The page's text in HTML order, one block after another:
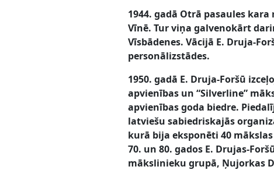
1944. gadā Otrā pasaules
Vīnē. Tur viņa galvenokārt
Vīsbādenes. Vācijā E. Druja-
personālizstādes.
1950. gadā E. Druja-Foršū
apvienības un “Silverline”
apvienības goda biedre.
latviešu sabiedriskajās
kurā bija eksponēti 40
70. un 80. gados E. Drujas-
mākslinieku grupā, Ņujorkas